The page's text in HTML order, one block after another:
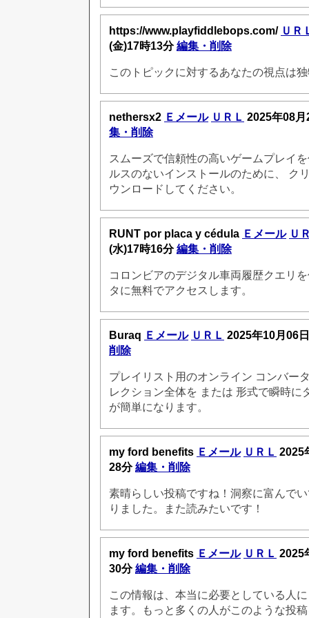
https://www.playfiddlebops.com/ ＵＲ
(金)17時13分編集・削除
このトピックに対するあなたの視点は
nethersx2 Ｅメール ＵＲＬ 2025年08
集・削除
スムーズで信頼性の高いゲームプレイ
ルスのないインストールのために、 ク
ウンロードしてください。
RUNT por placa y cédula Ｅメール Ｕ
(水)17時16分編集・削除
コロンビアのデジタル車両履歴クエリ
タに無料でアクセスします。
Buraq Ｅメール ＵＲＬ 2025年10月06
削除
プレイリスト用のオンライン コンバー
レクション全体を または 形式で瞬時に
が簡単になります。
my ford benefits Ｅメール ＵＲＬ 2025
28分編集・削除
素晴らしい投稿ですね！洞察に富んで
りました。また読みたいです！
my ford benefits Ｅメール ＵＲＬ 2025
30分編集・削除
この情報は、本当に必要としている人
ます。もっと多くの人がこのような投